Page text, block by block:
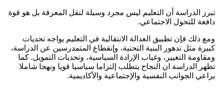
الدراسة أن التعليم ليس مجرد وسيلة لنقل المعرفة بل هو قوة
للتحول الاجتماعي.
ذلك فإن تطبيق العدالة الانتقالية في التعليم يواجه تحديات
مثل تدهور البنية التحتية، وإنقطاع المتمدرسين عن الدراسة،
التغيير، وغياب الإرادة السياسية، وتحديات التمويل. كما
الدراسة ان النجاح يتطلب إلتزاما سياسيا قويا ونهجا شاملا
الجوانب النفسية والإجتماعية والأكاديمية.